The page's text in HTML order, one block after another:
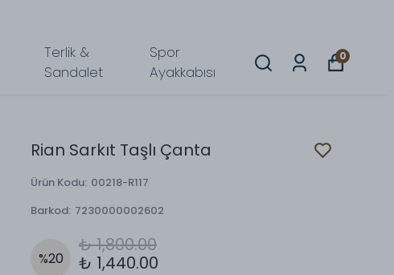
Terlik &
Sandalet
Spor
Ayakkabısı
0
Rian Sarkıt Taşlı Çanta
Ürün Kodu: 00218-R117
Barkod: 7230000002602
%20
₺ 1,800.00
₺ 1,440.00